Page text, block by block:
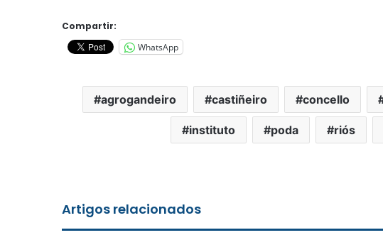
Compartir:
WhatsApp
agrogandeiro castiñeiro concello
instituto poda riós
Artigos relacionados